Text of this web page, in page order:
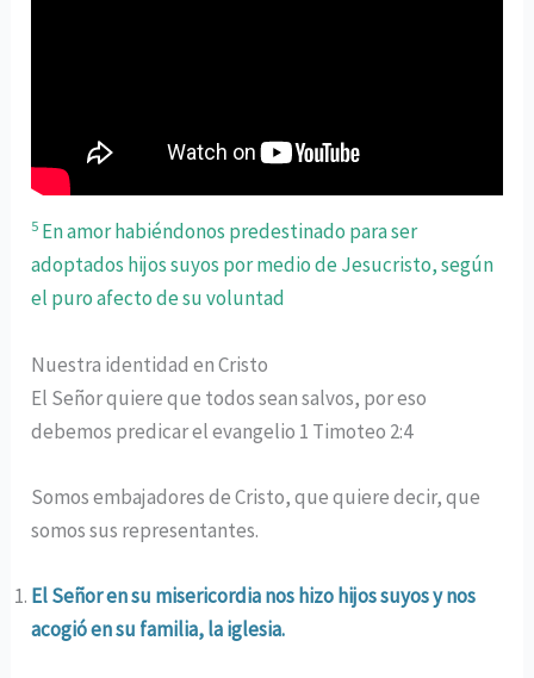
5 En amor habiéndonos predestinado para ser
adoptados hijos suyos por medio de Jesucristo, según
el puro afecto de su voluntad
Nuestra identidad en Cristo
El Señor quiere que todos sean salvos, por eso
debemos predicar el evangelio 1 Timoteo 2:4
Somos embajadores de Cristo, que quiere decir, que
somos sus representantes.
El Señor en su misericordia nos hizo hijos suyos y nos
acogió en su familia, la iglesia.